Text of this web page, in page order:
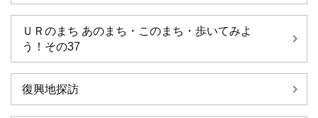
ＵＲのまち あのまち・このまち・歩いてみよ
う！その37
復興地探訪